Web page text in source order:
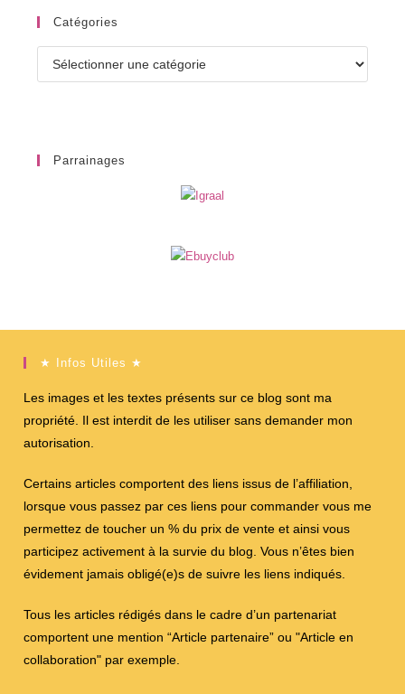
Catégories
Parrainages
★ Infos Utiles ★
Les images et les textes présents sur ce blog sont ma
propriété. Il est interdit de les utiliser sans demander mon
autorisation.
Certains articles comportent des liens issus de l’affiliation,
lorsque vous passez par ces liens pour commander vous me
permettez de toucher un % du prix de vente et ainsi vous
participez activement à la survie du blog. Vous n’êtes bien
évidement jamais obligé(e)s de suivre les liens indiqués.
Tous les articles rédigés dans le cadre d’un partenariat
comportent une mention “Article partenaire” ou "Article en
collaboration" par exemple.